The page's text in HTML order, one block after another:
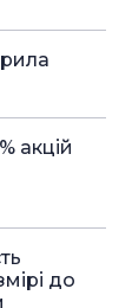
акцій
до